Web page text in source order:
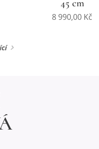
45 cm
8 990,00 Kč